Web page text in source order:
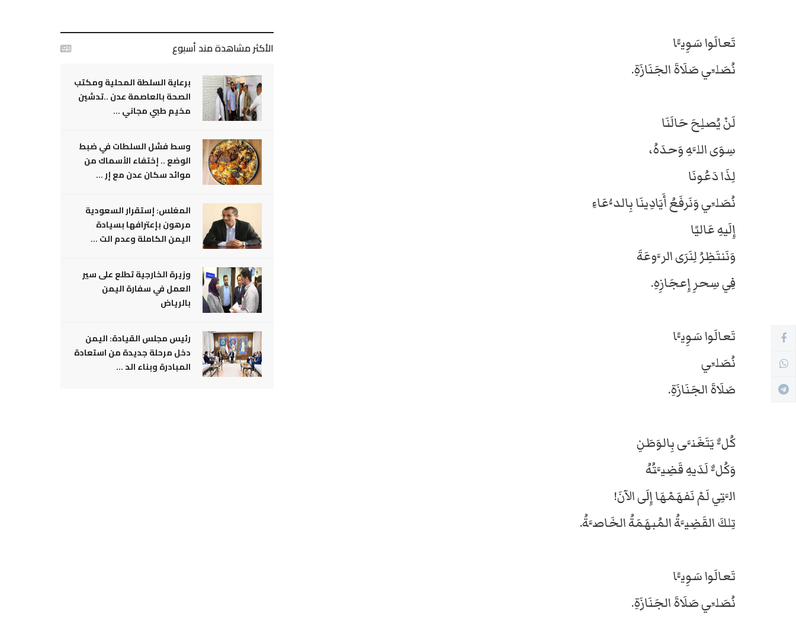
تَعالَوا سَوِيًّا
نُصَلِّي صَلَاةَ الجَنَازَةِ.
لَنْ يُصلِحَ حَالَنَا
سِوَى اللَّهِ وَحدَهُ،
لِذَا دَعُونَا
نُصَلِّي وَنَرفَعُ أَيَادِينَا بِالدُّعَاءِ
إِلَيهِ عَاليًا
وَنَنتَظِرُ لِنَرَى الرَّوعَةَ
فِي سِحرِ إِعجَازِهِ.
تَعالَوا سَوِيًّا
نُصَلِّي
صَلَاةَ الجَنَازَةِ.
كُلٌّ يَتَغَنَّى بِالوَطَنِ
وَكُلٌّ لَدَيهِ قَضِيَّتُهُ
الَّتِي لَمْ نَفهَمْهَا إِلَى الآنَ!
تِلكَ القَضِيَّةُ المُبهَمَةُ الخَاصَّةُ.
تَعالَوا سَوِيًّا
نُصَلِّي صَلَاةَ الجَنَازَةِ.
الأكثر مشاهدة مند أسبوع
برعاية السلطة المحلية ومكتب
الصحة بالعاصمة عدن ..تدشين
مخيم طبي مجاني ...
وسط فشل السلطات في ضبط
الوضع .. إختفاء الأسماك من
موائد سكان عدن مع إر ...
المغلس: إستقرار السعودية
مرهون بإعترافها بسيادة
اليمن الكاملة وعدم الت ...
وزيرة الخارجية تطلع على سير
العمل في سفارة اليمن
بالرياض
رئيس مجلس القيادة: اليمن
دخل مرحلة جديدة من استعادة
المبادرة وبناء الد ...